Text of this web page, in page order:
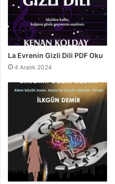
La Evrenin Gizli Dili PDF Oku
4 Aralık 2024